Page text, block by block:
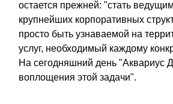
остается прежней: "стать
крупнейших корпоративных
просто быть узнаваемой на
услуг, необходимый каждому
На сегодняшний день "Аквариус
воплощения этой задачи".